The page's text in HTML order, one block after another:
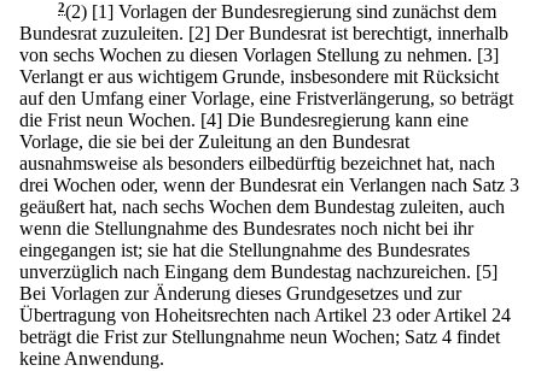
2(2) [1] Vorlagen der Bundesregierung sind zunächst dem
Bundesrat zuzuleiten. [2] Der Bundesrat ist berechtigt, innerhalb
von sechs Wochen zu diesen Vorlagen Stellung zu nehmen. [3]
Verlangt er aus wichtigem Grunde, insbesondere mit Rücksicht
auf den Umfang einer Vorlage, eine Fristverlängerung, so beträgt
die Frist neun Wochen. [4] Die Bundesregierung kann eine
Vorlage, die sie bei der Zuleitung an den Bundesrat
ausnahmsweise als besonders eilbedürftig bezeichnet hat, nach
drei Wochen oder, wenn der Bundesrat ein Verlangen nach Satz 3
geäußert hat, nach sechs Wochen dem Bundestag zuleiten, auch
wenn die Stellungnahme des Bundesrates noch nicht bei ihr
eingegangen ist; sie hat die Stellungnahme des Bundesrates
unverzüglich nach Eingang dem Bundestag nachzureichen. [5]
Bei Vorlagen zur Änderung dieses Grundgesetzes und zur
Übertragung von Hoheitsrechten nach Artikel 23 oder Artikel 24
beträgt die Frist zur Stellungnahme neun Wochen; Satz 4 findet
keine Anwendung.